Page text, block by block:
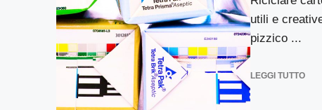
utili e
pizzico ...
LEGGI TUTTO